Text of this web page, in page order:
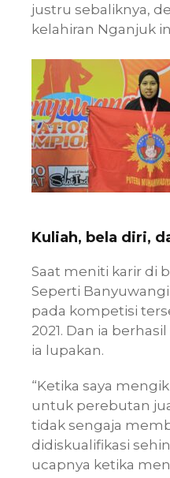
justru sebaliknya,
kelahiran Nganjuk
Kuliah, bela diri,
Saat meniti karir di
Seperti
pada kompetisi
2021. Dan ia
ia lupakan.
“Ketika saya
untuk perebutan
tidak sengaja
didiskualifikasi
ucapnya ketika